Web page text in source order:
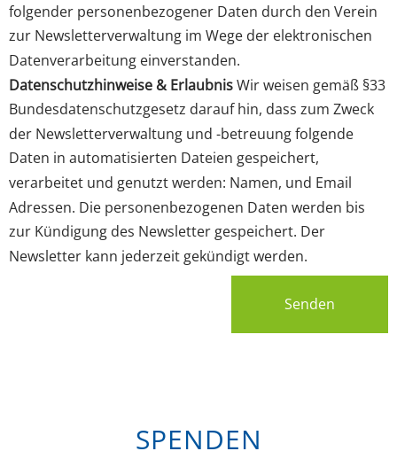
folgender personenbezogener Daten durch den Verein
zur Newsletterverwaltung im Wege der elektronischen
Datenverarbeitung einverstanden.
Datenschutzhinweise & ErlaubnisWir weisen gemäß §33
Bundesdatenschutzgesetz darauf hin, dass zum Zweck
der Newsletterverwaltung und -betreuung folgende
Daten in automatisierten Dateien gespeichert,
verarbeitet und genutzt werden: Namen, und Email
Adressen. Die personenbezogenen Daten werden bis
zur Kündigung des Newsletter gespeichert. Der
Newsletter kann jederzeit gekündigt werden.
Senden
SPENDEN